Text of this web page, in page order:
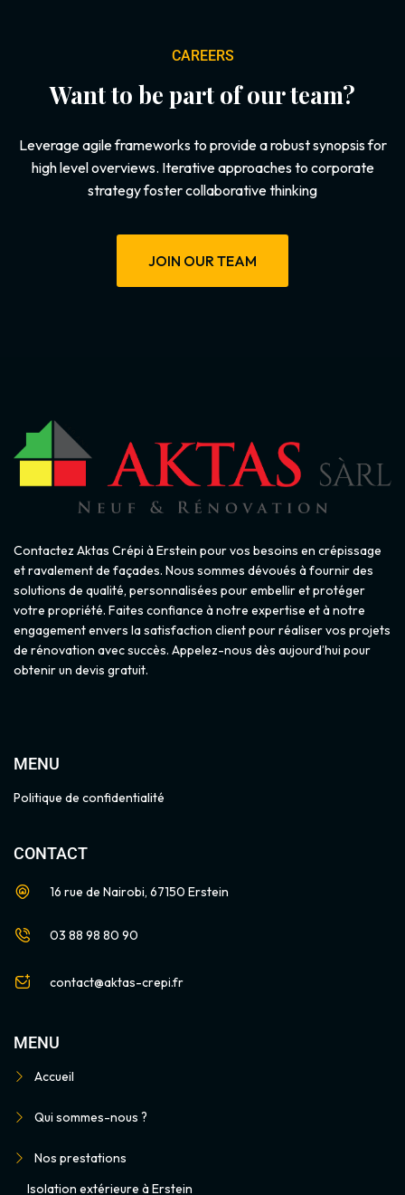
CAREERS
Want to be part of our team?
Leverage agile frameworks to provide a robust synopsis for
high level overviews. Iterative approaches to corporate
strategy foster collaborative thinking
JOIN OUR TEAM
Contactez Aktas Crépi à Erstein pour vos besoins en crépissage
et ravalement de façades. Nous sommes dévoués à fournir des
solutions de qualité, personnalisées pour embellir et protéger
votre propriété. Faites confiance à notre expertise et à notre
engagement envers la satisfaction client pour réaliser vos projets
de rénovation avec succès. Appelez-nous dès aujourd’hui pour
obtenir un devis gratuit.
MENU
Politique de confidentialité
CONTACT
16 rue de Nairobi, 67150 Erstein
03 88 98 80 90
contact@aktas-crepi.fr
MENU
Accueil
Qui sommes-nous ?
Nos prestations
Isolation extérieure à Erstein